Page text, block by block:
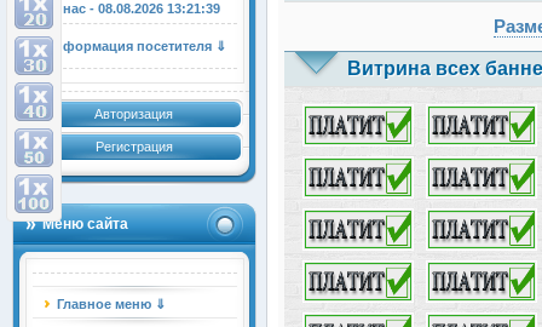
У нас - 08.08.2026 13:21:39
Информация посетителя ⇓
Авторизация
Регистрация
Меню сайта
Главное меню ⇓
Витрина всех